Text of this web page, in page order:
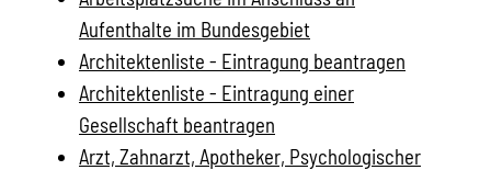
Aufenthalte im Bundesgebiet
Architektenliste - Eintragung beantragen
Architektenliste - Eintragung einer
Gesellschaft beantragen
Arzt, Zahnarzt, Apotheker, Psychologischer